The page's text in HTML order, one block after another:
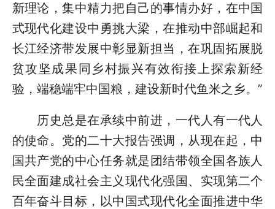
新理论，集中精力把自己的事情办好，在中国
式现代化建设中勇挑大梁，在推动中部崛起和
长江经济带发展中彰显新担当，在巩固拓展脱
贫攻坚成果同乡村振兴有效衔接上探索新经
验，端稳端牢中国粮，建设新时代鱼米之乡。”
历史总是在承续中前进，一代人有一代人
的使命。党的二十大报告强调，从现在起，中
国共产党的中心任务就是团结带领全国各族人
民全面建成社会主义现代化强国、实现第二个
百年奋斗目标，以中国式现代化全面推进中华